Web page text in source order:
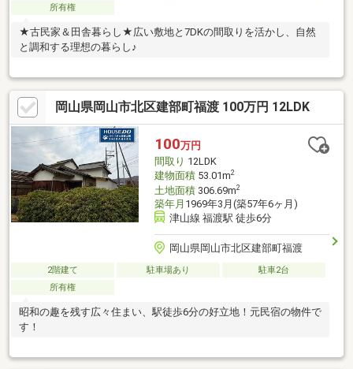
所有権
★古民家＆田舎暮らし★広い敷地と7DKの間取りを活かし、自然
と調和する理想の暮らし♪
岡山県岡山市北区建部町福渡 100万円 12LDK
100万円
間取り 12LDK
建物面積53.01m2
土地面積306.69m2
築年月 1969年3月(築57年6ヶ月)
津山線 福渡駅 徒歩6分
岡山県岡山市北区建部町福渡
2階建て 駐車場あり
駐車2台
所有権
昭和の趣を残す広々住まい、駅徒歩6分の好立地！元民宿の物件で
す！